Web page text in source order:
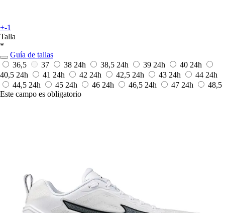
+-1
Talla
*
Guía de tallas
36,5
37 38 24h 38,5 24h 39 24h 40 24h
40,5 24h 41 24h 42 24h 42,5 24h 43 24h 44 24h
44,5 24h 45 24h 46 24h 46,5 24h 47 24h
48,5
Este campo es obligatorio